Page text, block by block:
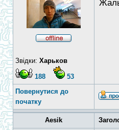
Звідки: Харьков
188 53
Повернутися до
початку
Aesik